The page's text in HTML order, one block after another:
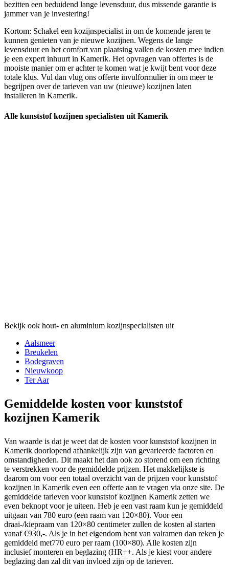
bezitten een beduidend lange levensduur, dus missende garantie is
jammer van je investering!
Kortom: Schakel een kozijnspecialist in om de komende jaren te
kunnen genieten van je nieuwe kozijnen. Wegens de lange
levensduur en het comfort van plaatsing vallen de kosten mee indien
je een expert inhuurt in Kamerik. Het opvragen van offertes is de
mooiste manier om er achter te komen wat je kwijt bent voor deze
totale klus. Vul dan vlug ons offerte invulformulier in om meer te
begrijpen over de tarieven van uw (nieuwe) kozijnen laten
installeren in Kamerik.
Alle kunststof kozijnen specialisten uit Kamerik
Bekijk ook hout- en aluminium kozijnspecialisten uit
Aalsmeer
Breukelen
Bodegraven
Nieuwkoop
Ter Aar
Gemiddelde kosten voor kunststof
kozijnen Kamerik
Van waarde is dat je weet dat de kosten voor kunststof kozijnen in
Kamerik doorlopend afhankelijk zijn van gevarieerde factoren en
omstandigheden. Dit maakt het dan ook zo storend om een richting
te verstrekken voor de gemiddelde prijzen. Het makkelijkste is
daarom om voor een totaal overzicht van de prijzen voor kunststof
kozijnen in Kamerik even een offerte aan te vragen via onze site. De
gemiddelde tarieven voor kunststof kozijnen Kamerik zetten we
even beknopt voor je uiteen. Heb je een vast raam kun je gemiddeld
uitgaan van 780 euro (een raam van 120×80). Voor een
draai-/kiepraam van 120×80 centimeter zullen de kosten al starten
vanaf €930,-. Als je in het eigendom bent van valramen dan reken je
gemiddeld met770 euro per raam (100×80). Alle kosten zijn
inclusief monteren en beglazing (HR++. Als je kiest voor andere
beglazing dan zal dit van invloed zijn op de tarieven.